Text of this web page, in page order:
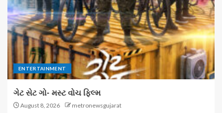
ENTERTAINMENT
ગેટ સેટ ગો- મસ્ટ વોચ ફિલ્મ
August 8, 2026 metronewsgujarat